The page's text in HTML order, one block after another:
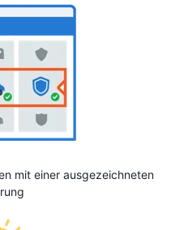
mit einer ausgezeichneten